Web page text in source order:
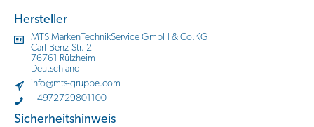
Hersteller
MTS MarkenTechnikService GmbH & Co.KG
Carl-Benz-Str. 2
76761 Rülzheim
Deutschland
info@mts-gruppe.com
+4972729801100
Sicherheitshinweis